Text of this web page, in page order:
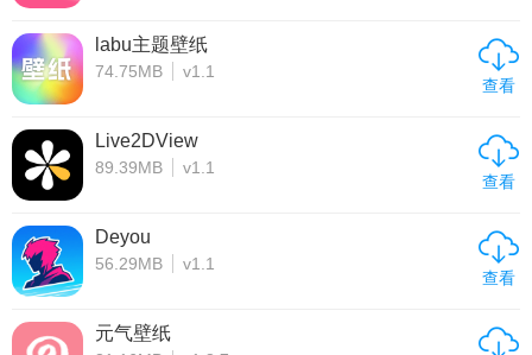
labu主题壁纸
74.75MB v1.1
查看
Live2DView
89.39MB v1.1
查看
Deyou
56.29MB v1.1
查看
元气壁纸